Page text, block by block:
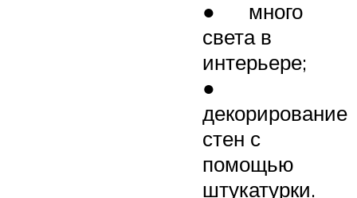
● много
света в
интерьере;
●
декорирование
стен с
помощью
штукатурки.